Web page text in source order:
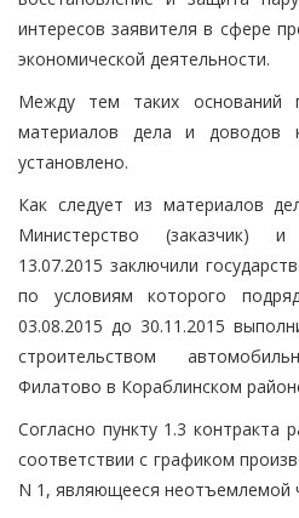
интересов заявителя в сфере
экономической деятельности.
Между тем таких оснований
материалов дела и доводов
установлено.
Как следует из материалов
Министерство (заказчик)
13.07.2015 заключили
по условиям которого
03.08.2015 до 30.11.2015
строительством
Филатово в Кораблинском
Согласно пункту 1.3 контракта
соответствии с графиком
N 1, являющееся неотъемлемой